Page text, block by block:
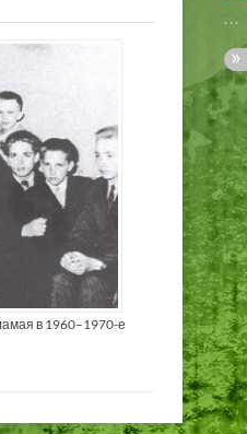
в 1960–1970-е